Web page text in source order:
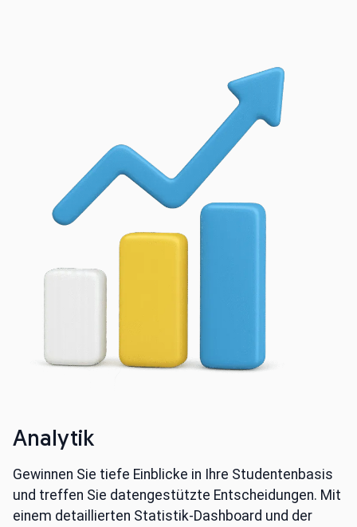
Analytik
Gewinnen Sie tiefe Einblicke in Ihre Studentenbasis
und treffen Sie datengestützte Entscheidungen. Mit
einem detaillierten Statistik-Dashboard und der